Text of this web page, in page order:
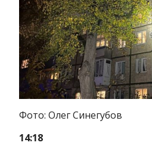
Фото: Олег Синегубов
14:18